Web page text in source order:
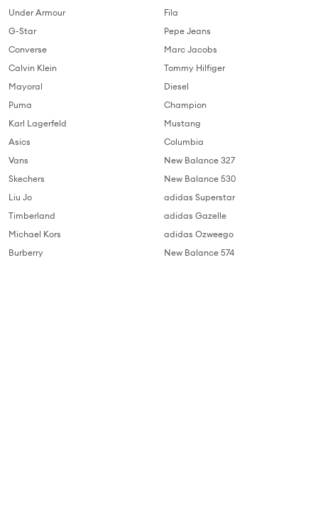
Under Armour
G-Star
Converse
Calvin Klein
Mayoral
Puma
Karl Lagerfeld
Asics
Vans
Skechers
Liu Jo
Timberland
Michael Kors
Burberry
Fila
Pepe Jeans
Marc Jacobs
Tommy Hilfiger
Diesel
Champion
Mustang
Columbia
New Balance 327
New Balance 530
adidas Superstar
adidas Gazelle
adidas Ozweego
New Balance 574